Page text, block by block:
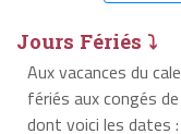
Jours Fériés ⤵
Aux vacances du
fériés aux congés
dont voici les dates :